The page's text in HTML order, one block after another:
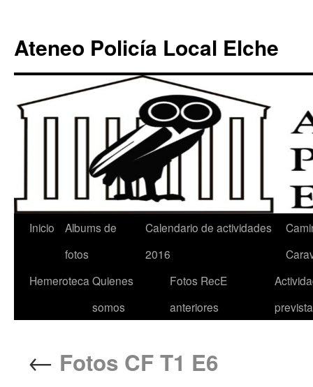
Ateneo Policía Local Elche
Inicio
Albums de
fotos
Calendario de actividades
2016
Hemeroteca Quienes
somos
Fotos RecE
anteriores
← Fotos CF T1 E6